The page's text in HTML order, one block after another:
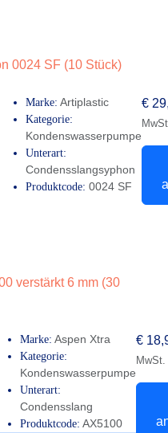
Marke: Artiplastic
Kategorie:
Kondenswasserpumpe
Unterart:
Condensslangsyphon
Produktcode: 0024 SF
€
Marke: Aspen Xtra
Kategorie:
Kondenswasserpumpe
Unterart:
Condensslang
Produktcode: AX5100
€
MwSt.